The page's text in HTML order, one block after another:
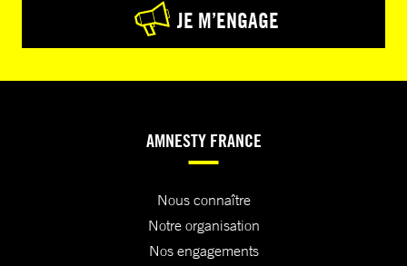
JE M’ENGAGE
AMNESTY FRANCE
Nous connaître
Notre organisation
Nos engagements